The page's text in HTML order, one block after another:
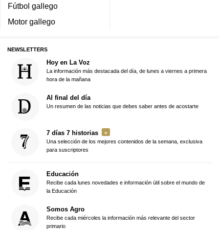
Fútbol gallego
Motor gallego
NEWSLETTERS
Hoy en La Voz
La información más destacada del día, de lunes a viernes a primera
hora de la mañana
Al final del día
Un resumen de las noticias que debes saber antes de acostarte
7 días 7 historias
Una selección de los mejores contenidos de la semana, exclusiva
para suscriptores
Educación
Recibe cada lunes novedades e información útil sobre el mundo de
la Educación
Somos Agro
Recibe cada miércoles la información más relevante del sector
primario